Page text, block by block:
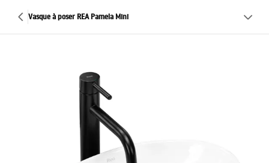
Vasque à poser REA Pamela Mini